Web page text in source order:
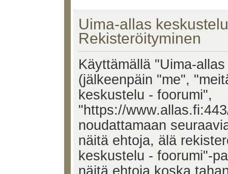
Uima-allas
Rekisteröityminen
Käyttämällä "Uima-
(jälkeenpäin "me",
keskustelu - foorumi",
"https://
noudattamaan
näitä ehtoja, älä
keskustelu - foorumi"-